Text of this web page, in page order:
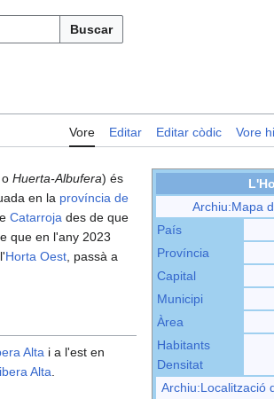
Buscar
Vore Editar Editar còdic Vore
Archiu:Mapa
País
Província
Capital
Municipi
Àrea
Habitants
Densitat
Archiu:Localització
o Huerta-Albufera) és
en la província de
Catarroja des de que
que en l'any 2023
Horta Oest , passà a
Alta i a l'est en
Alta